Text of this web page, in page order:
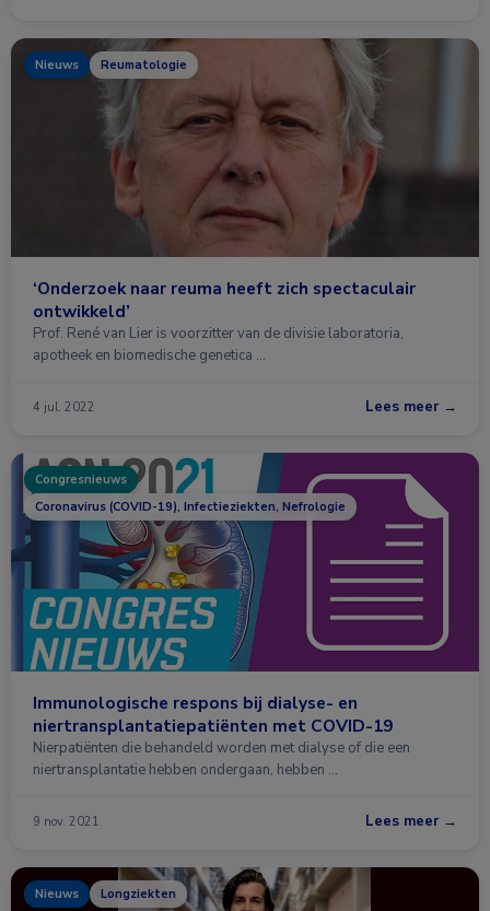
Nieuws Reumatologie
‘Onderzoek naar reuma heeft zich spectaculair
ontwikkeld’
Prof. René van Lier is voorzitter van de divisie laboratoria,
apotheek en biomedische genetica …
4 jul. 2022 Lees meer →
Congresnieuws
Coronavirus (COVID-19), Infectieziekten, Nefrologie
Immunologische respons bij dialyse- en
niertransplantatiepatiënten met COVID-19
Nierpatiënten die behandeld worden met dialyse of die een
niertransplantatie hebben ondergaan, hebben …
9 nov. 2021 Lees meer →
Nieuws Longziekten